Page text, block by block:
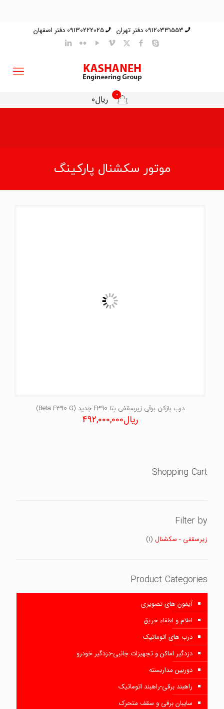
09120331553 دفتر تهران 09130222025 دفتر اصفهان
0 ریال0
موتور سکشنال پارکینگ
درب بازکن برقی زیرسقفی بتا F390 جدید (Beta F390 G)
ریال492,000,000
Shopping Cart
Filter by
زیرسقفی - سکشنال (1)
Product Categories
آیفون های تصویری
اعلام و اطفاء حریق
درب های اتوماتیک
دزدگیر اماکن و تجهیزات جانبی-دزدگیر خودرو
دوربین مداربسته
راهبند برقی-راهبند اتوماتیک
سایبان برقی و سقف متحرک